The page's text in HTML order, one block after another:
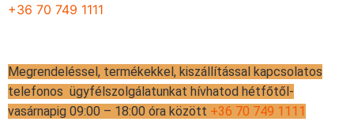
+36 70 749 1111
Megrendeléssel, termékekkel, kiszállítással kapcsolatos
telefonos ügyfélszolgálatunkat hívhatod hétfőtől-
vasárnapig 09:00 – 18:00 óra között +36 70 749 1111